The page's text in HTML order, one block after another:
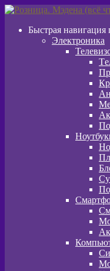
Перейти
навигации
Перейти
содержимому
Быстрая
Электроника